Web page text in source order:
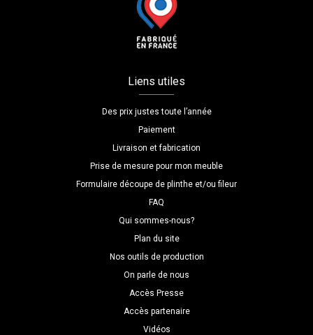
Liens utiles
Des prix justes toute l’année
Paiement
Livraison et fabrication
Prise de mesure pour mon meuble
Formulaire découpe de plinthe et/ou fileur
FAQ
Qui sommes-nous?
Plan du site
Nos outils de production
On parle de nous
Accès Presse
Accès partenaire
Vidéos